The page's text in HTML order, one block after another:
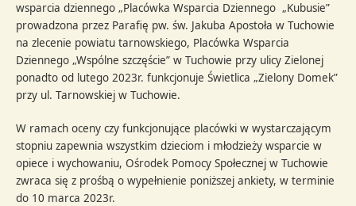
wsparcia dziennego „Placówka Wsparcia Dziennego „Kubusie”
prowadzona przez Parafię pw. św. Jakuba Apostoła w Tuchowie
na zlecenie powiatu tarnowskiego, Placówka Wsparcia
Dziennego „Wspólne szczęście” w Tuchowie przy ulicy Zielonej
ponadto od lutego 2023r. funkcjonuje Świetlica „Zielony Domek”
przy ul. Tarnowskiej w Tuchowie.
W ramach oceny czy funkcjonujące placówki w wystarczającym
stopniu zapewnia wszystkim dzieciom i młodzieży wsparcie w
opiece i wychowaniu, Ośrodek Pomocy Społecznej w Tuchowie
zwraca się z prośbą o wypełnienie poniższej ankiety, w terminie
do 10 marca 2023r.